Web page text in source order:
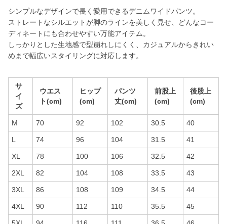
シンプルなデザインで長く愛用できるデニムワイドパンツ。
ストレートなシルエットが脚のラインを美しく見せ、どんなコー
ディネートにも合わせやすい万能アイテム。
しっかりとした生地感で型崩れしにくく、カジュアルからきれい
めまで幅広いスタイリングに対応します。
サ
イ
ズ
ウエス
ト(cm)
ヒップ
(cm)
パンツ
丈(cm)
前股上
(cm)
後股上
(cm)
M 70 92 102 30.5 40
L 74 96 104 31.5 41
XL 78 100 106 32.5 42
2XL 82 104 108 33.5 43
3XL 86 108 109 34.5 44
4XL 90 112 110 35.5 45